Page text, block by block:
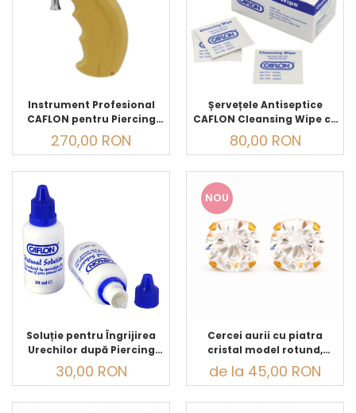
Instrument Profesional
CAFLON pentru Piercing
Urechi, cu Acționare prin
Arc
270,00 RON
Șervețele Antiseptice
CAFLON Cleansing Wipe cu
Alcool Izopropilic 70%, 100
bucăți
80,00 RON
Soluție pentru Îngrijirea
Urechilor după Piercing
CAFLON Natural Solution,
30 ml
30,00 RON
NOU
Cercei aurii cu piatra
cristal model rotund,
sistem tip surub/fluturas,
eleganti pentru copii si
de la 45,00 RON